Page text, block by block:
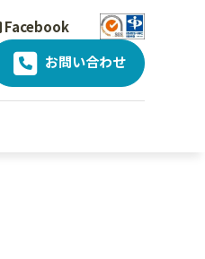
Facebook
お問い合わせ